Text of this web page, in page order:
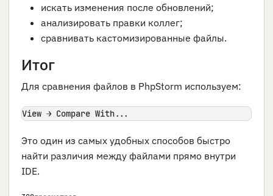
искать изменения после обновлений;
анализировать правки коллег;
сравнивать кастомизированные файлы.
Итог
Для сравнения файлов в PhpStorm используем:
View → Compare With...
Это один из самых удобных способов быстро
найти различия между файлами прямо внутри
IDE.